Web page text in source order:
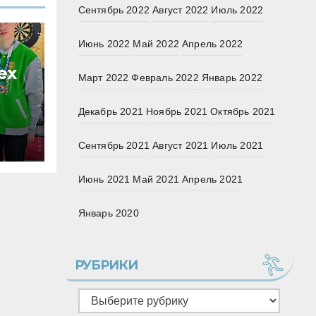
Сентябрь 2022 Август 2022 Июль 2022
Июнь 2022 Май 2022 Апрель 2022
Март 2022 Февраль 2022 Январь 2022
Декабрь 2021 Ноябрь 2021 Октябрь 2021
Сентябрь 2021 Август 2021 Июль 2021
Июнь 2021 Май 2021 Апрель 2021
Январь 2020
РУБРИКИ
Рубрики